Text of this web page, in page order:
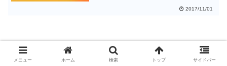
に通販各社はあの手この手でイベントを
2017/11/01
メニュー ホーム 検索 トップ サイドバー